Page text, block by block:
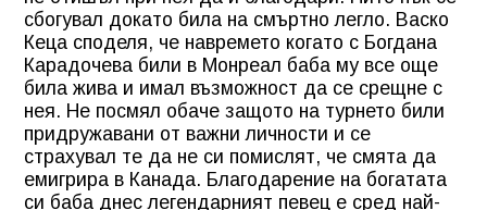
сбогувал докато била на смъртно легло. Васко
Кеца споделя, че навремето когато с Богдана
Карадочева били в Монреал баба му все още
била жива и имал възможност да се срещне с
нея. Не посмял обаче защото на турнето били
придружавани от важни личности и се
страхувал те да не си помислят, че смята да
емигрира в Канада. Благодарение на богатата
си баба днес легендарният певец е сред най-